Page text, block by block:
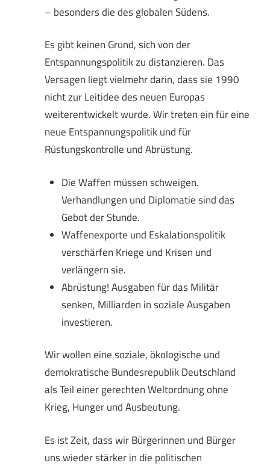
– besonders die des globalen Südens.
Es gibt keinen Grund, sich von der
Entspannungspolitik zu distanzieren. Das
Versagen liegt vielmehr darin, dass sie 1990
nicht zur Leitidee des neuen Europas
weiterentwickelt wurde. Wir treten ein für eine
neue Entspannungspolitik und für
Rüstungskontrolle und Abrüstung.
Die Waffen müssen schweigen.
Verhandlungen und Diplomatie sind das
Gebot der Stunde.
Waffenexporte und Eskalationspolitik
verschärfen Kriege und Krisen und
verlängern sie.
Abrüstung! Ausgaben für das Militär
senken, Milliarden in soziale Ausgaben
investieren.
Wir wollen eine soziale, ökologische und
demokratische Bundesrepublik Deutschland
als Teil einer gerechten Weltordnung ohne
Krieg, Hunger und Ausbeutung.
Es ist Zeit, dass wir Bürgerinnen und Bürger
uns wieder stärker in die politischen